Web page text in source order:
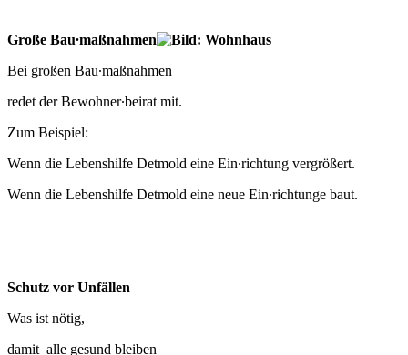
Große Bau∙maßnahmen
Bei großen Bau∙maßnahmen
redet der Bewohner∙beirat mit.
Zum Beispiel:
Wenn die Lebenshilfe Detmold eine Ein∙richtung vergrößert.
Wenn die Lebenshilfe Detmold eine neue Ein∙richtunge baut.
Schutz vor Unfällen
Was ist nötig,
damit alle gesund bleiben